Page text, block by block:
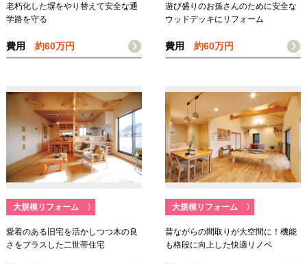
老朽化した塀をやり替えて安全な通
学路を守る
費用 約60万円
遊び盛りのお孫さんのために安全な
ウッドデッキにリフォーム
費用約60万円
大規模リフォーム 〉
愛着のある旧宅を活かしつつ木の良
さをプラスした二世帯住宅
大規模リフォーム 〉
昔ながらの間取りが大空間に！機能
も格段に向上した快適リノベ